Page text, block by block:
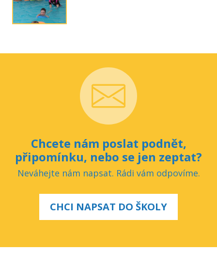
Chcete nám poslat podnět,
připomínku, nebo se jen zeptat?
Neváhejte nám napsat. Rádi vám odpovíme.
CHCI NAPSAT DO ŠKOLY